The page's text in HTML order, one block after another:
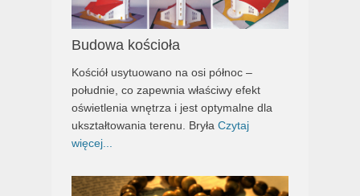
Budowa kościoła
Kościół usytuowano na osi północ –
południe, co zapewnia właściwy efekt
oświetlenia wnętrza i jest optymalne dla
ukształtowania terenu. Bryła Czytaj
więcej...